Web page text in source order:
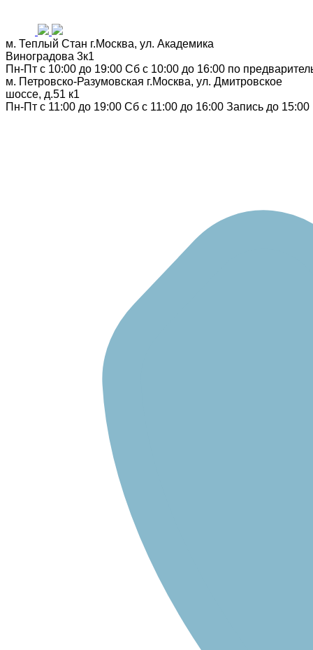
м. Теплый Стан г.Москва, ул. Академика
Виноградова 3к1
Пн-Пт с 10:00 до 19:00 Сб с 10:00 до 16:00 по
м. Петровско-Разумовская г.Москва, ул. Дмитровское
шоссе, д.51 к1
Пн-Пт с 11:00 до 19:00 Сб с 11:00 до 16:00 Запись до 15:00